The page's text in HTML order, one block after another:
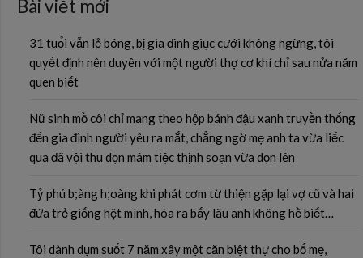
Bài viết mới
31 tuổi vẫn lẻ bóng, bị gia đình giục cưới không ngừng, tôi
quyết định nên duyên với một người thợ cơ khí chỉ sau nửa năm
quen biết
Nữ sinh mồ côi chỉ mang theo hộp bánh đậu xanh truyền thống
đến gia đình người yêu ra mắt, chẳng ngờ mẹ anh ta vừa liếc
qua đã vội thu dọn mâm tiệc thịnh soạn vừa dọn lên
Tỷ phú b;àng h;oàng khi phát cơm từ thiện gặp lại vợ cũ và hai
đứa trẻ giống hệt mình, hóa ra bấy lâu anh không hề biết…
Tôi dành dụm suốt 7 năm xây một căn biệt thự cho bố mẹ,